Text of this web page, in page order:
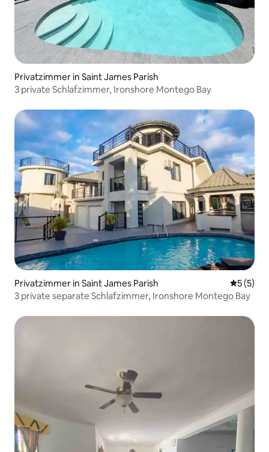
Privatzimmer in Saint James Parish
3 private Schlafzimmer, Ironshore Montego Bay
Privatzimmer in Saint James Parish
5 (5)
3 private separate Schlafzimmer, Ironshore Montego Bay